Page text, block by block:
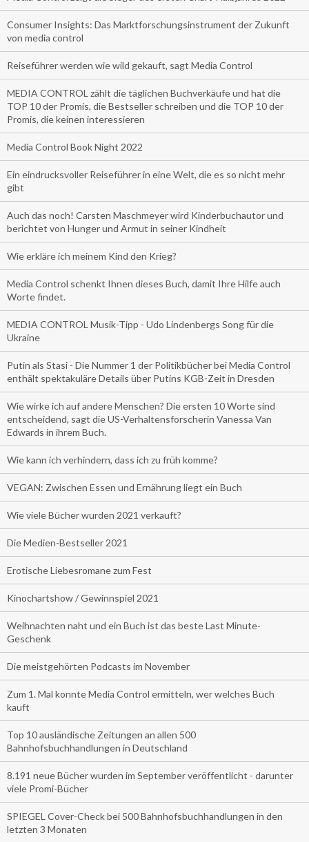
Consumer Insights: Das Marktforschungsinstrument der Zukunft
von media control
Reiseführer werden wie wild gekauft, sagt Media Control
MEDIA CONTROL zählt die täglichen Buchverkäufe und hat die
TOP 10 der Promis, die Bestseller schreiben und die TOP 10 der
Promis, die keinen interessieren
Media Control Book Night 2022
Ein eindrucksvoller Reiseführer in eine Welt, die es so nicht mehr
gibt
Auch das noch! Carsten Maschmeyer wird Kinderbuchautor und
berichtet von Hunger und Armut in seiner Kindheit
Wie erkläre ich meinem Kind den Krieg?
Media Control schenkt Ihnen dieses Buch, damit Ihre Hilfe auch
Worte findet.
MEDIA CONTROL Musik-Tipp - Udo Lindenbergs Song für die
Ukraine
Putin als Stasi - Die Nummer 1 der Politikbücher bei Media Control
enthält spektakuläre Details über Putins KGB-Zeit in Dresden
Wie wirke ich auf andere Menschen? Die ersten 10 Worte sind
entscheidend, sagt die US-Verhaltensforscherin Vanessa Van
Edwards in ihrem Buch.
Wie kann ich verhindern, dass ich zu früh komme?
VEGAN: Zwischen Essen und Ernährung liegt ein Buch
Wie viele Bücher wurden 2021 verkauft?
Die Medien-Bestseller 2021
Erotische Liebesromane zum Fest
Kinochartshow / Gewinnspiel 2021
Weihnachten naht und ein Buch ist das beste Last Minute-
Geschenk
Die meistgehörten Podcasts im November
Zum 1. Mal konnte Media Control ermitteln, wer welches Buch
kauft
Top 10 ausländische Zeitungen an allen 500
Bahnhofsbuchhandlungen in Deutschland
8.191 neue Bücher wurden im September veröffentlicht - darunter
viele Promi-Bücher
SPIEGEL Cover-Check bei 500 Bahnhofsbuchhandlungen in den
letzten 3 Monaten